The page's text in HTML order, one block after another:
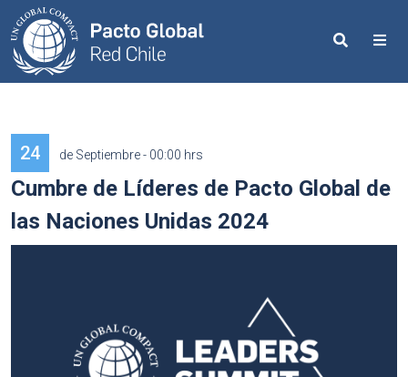
Search
24 de Septiembre - 00:00 hrs
Cumbre de Líderes de Pacto Global de
las Naciones Unidas 2024